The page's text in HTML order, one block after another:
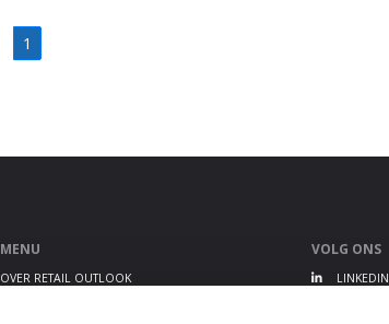
1
MENU
OVER RETAIL OUTLOOK
VOLG ONS
LINKEDIN